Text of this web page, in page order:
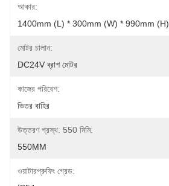
আকার:
1400mm (L) * 300mm (W) * 990mm (H)
মোটর চালান:
DC24V ব্রাশ মোটর
কাজের পরিবেশ:
ভিতর বাহির
উত্তরণ প্রস্থ: 550 মিমি:
550MM
ওয়াটারপ্রুফিং গ্রেড: